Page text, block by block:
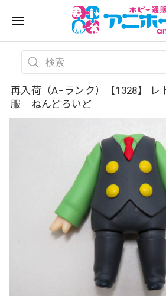
再入荷（A−ランク）【1328】 レ
服 ねんどろいど